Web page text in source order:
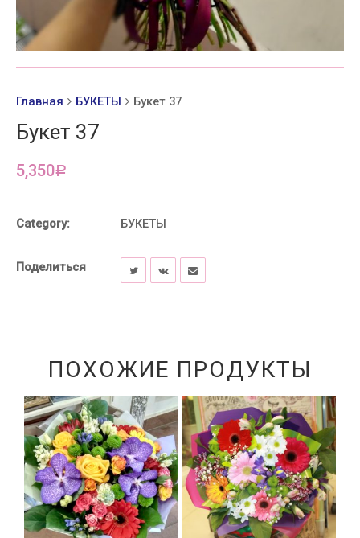
Главная БУКЕТЫ Букет 37
Букет 37
5,350Р
Category: БУКЕТЫ
Поделиться
ПОХОЖИЕ ПРОДУКТЫ